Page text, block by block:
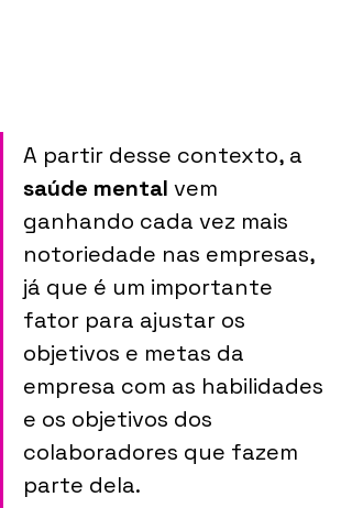
A partir desse contexto, a
saúde mental vem
ganhando cada vez mais
notoriedade nas empresas,
já que é um importante
fator para ajustar os
objetivos e metas da
empresa com as habilidades
e os objetivos dos
colaboradores que fazem
parte dela.